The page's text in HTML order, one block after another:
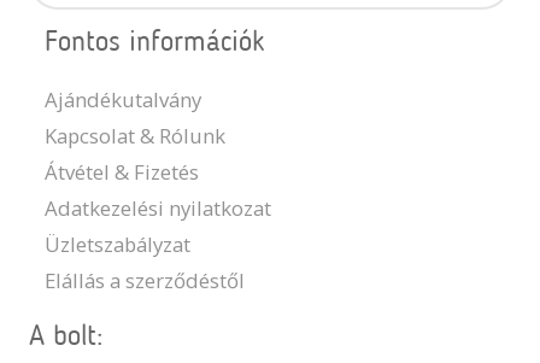
Fontos információk
Ajándékutalvány
Kapcsolat & Rólunk
Átvétel & Fizetés
Adatkezelési nyilatkozat
Üzletszabályzat
Elállás a szerződéstől
A bolt: